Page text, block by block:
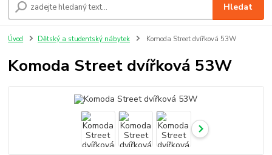
Hledat
Úvod Dětský a studentský nábytek Komoda Street dvířková 53W
Komoda Street dvířková 53W